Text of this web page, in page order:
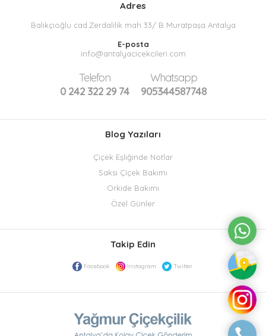
Adres
Balıkçıoğlu cad.Zerdalilik mah 33/ B Muratpaşa Antalya
E-posta
info@antalyacicekcileri.com
Telefon
0 242 322 29 74
Whatsapp
905344587748
Blog Yazıları
Çiçek Eşliğinde Notlar
Saksı Çiçek Bakımı
Orkide Bakımı
Özel Günler
Takip Edin
Facebook Instagram Twitter